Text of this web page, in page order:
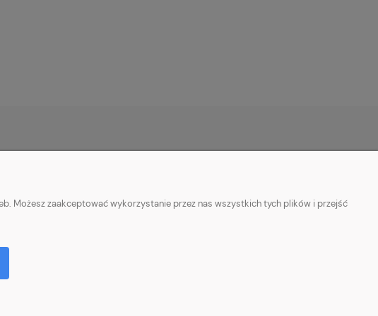
prywatności
Facebook
Możesz zaakceptować wykorzystanie przez nas wszystkich tych plików i przejść